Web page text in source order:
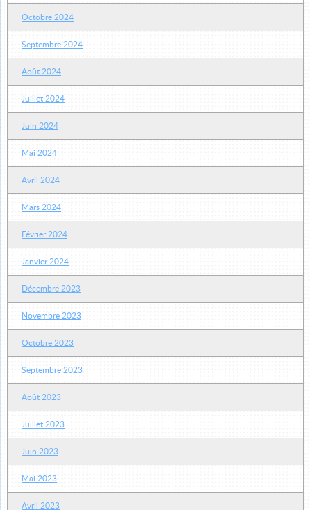
Octobre 2024
Septembre 2024
Août 2024
Juillet 2024
Juin 2024
Mai 2024
Avril 2024
Mars 2024
Février 2024
Janvier 2024
Décembre 2023
Novembre 2023
Octobre 2023
Septembre 2023
Août 2023
Juillet 2023
Juin 2023
Mai 2023
Avril 2023